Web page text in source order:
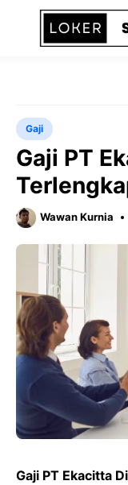
Langsung
Gaji
Gaji PT
Wawan Kurnia
Gaji PT Ekacitta